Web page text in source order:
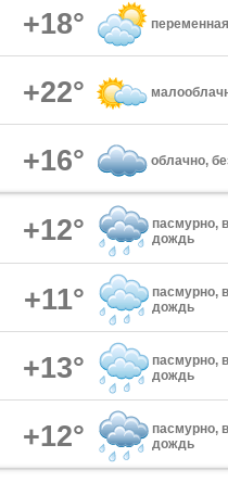
+18°
+22°
+16° облачно,
+12°
пасмурно,
дождь
+11°
пасмурно,
дождь
+13°
пасмурно,
дождь
+12°
пасмурно,
дождь